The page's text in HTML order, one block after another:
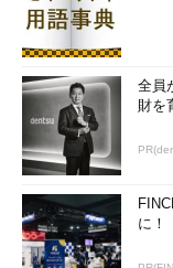
が続いていたらしい
催者側では当初、ア
リーズ（世界各地を
競う、というもの）
しかし、1チーム当
1000万ドルも掛かる
ころが多く、ワール
け。約1年前に出てい
ビ局の食い付きが悪
た」という話も出て
全員
財を
に！